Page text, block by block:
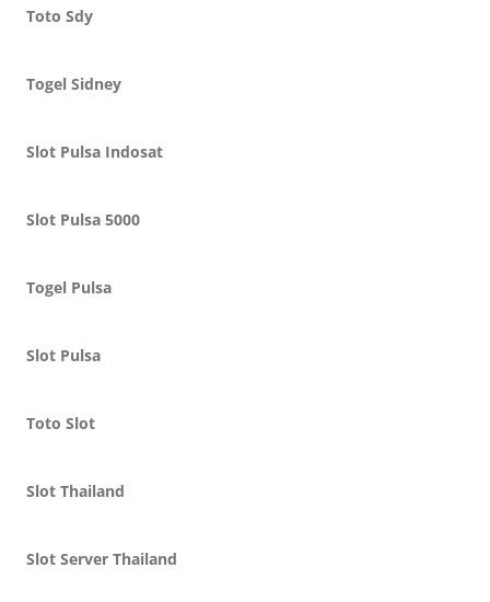
Toto Sdy
Togel Sidney
Slot Pulsa Indosat
Slot Pulsa 5000
Togel Pulsa
Slot Pulsa
Toto Slot
Slot Thailand
Slot Server Thailand